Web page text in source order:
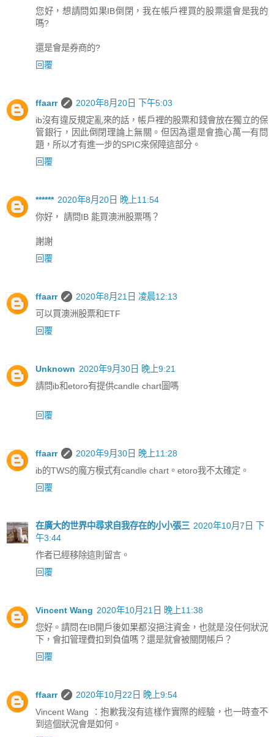
您好，想請問如果IB倒閉，我在帳戶裡買的股票還會是我的
嗎?
還是會是券商的?
回覆
ffaarr
2020年8月20日 下午5:03
ib沒有違反規定亂來的話，帳戶裡的股票和錢會放在獨立的保
管銀行，因此倒閉理論上無關。但因為還是會擔心萬一有問
題，所以才有進一步的SPIC來保障這部分。
回覆
****** 2020年8月20日 晚上11:54
你好， 請問IB 能買澳洲股票嗎？
謝謝
回覆
ffaarr
2020年8月21日 凌晨12:13
可以買澳洲股票和ETF
回覆
Unknown 2020年9月30日 晚上9:21
請問ib和etoro有提供candle chart圖嗎
回覆
ffaarr
2020年9月30日 晚上11:28
ib的TWS的魔方模式有candle chart。etoro我不太確定。
回覆
在廣大的世界中尋求自我存在的小小張三 2020年10月7日 下
午3:44
作者已經移除這則留言。
回覆
Vincent Wang 2020年10月21日 晚上11:38
您好。請問在IB開戶後如果都沒挹注資金，也就是沒任何狀況
下，會扣管理費扣到負值嗎？還是就會被關閉帳戶？
回覆
ffaarr
2020年10月22日 晚上9:54
Vincent Wang ：抱歉我沒有這樣作實際的經驗，也一時查不
到這個狀況會是如何。